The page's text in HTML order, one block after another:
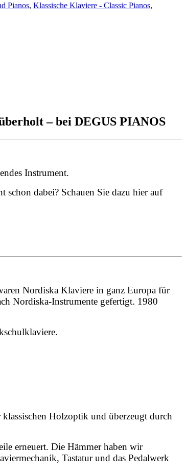
Pianos, Klassische Klaviere - Classic Pianos,
– bei DEGUS PIANOS
Instrument.
dabei? Schauen Sie dazu hier auf
Nordiska Klaviere in ganz Europa für
Nordiska-Instrumente gefertigt. 1980
Holzoptik und überzeugt durch
erneuert. Die Hämmer haben wir
Tastatur und das Pedalwerk